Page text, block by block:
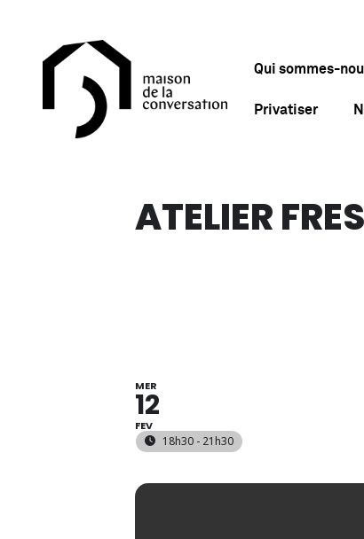
Qui sommes-
Privatiser
ATELIER
MER
12
FEV
18h30 - 21h30